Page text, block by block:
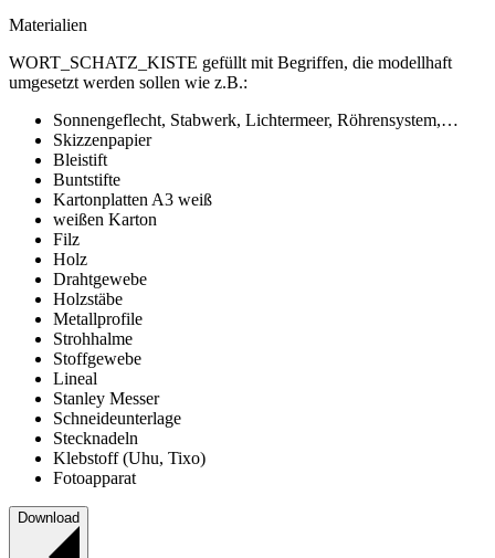
Materialien
WORT_SCHATZ_KISTE gefüllt mit Begriffen, die modellhaft
umgesetzt werden sollen wie z.B.:
Sonnengeflecht, Stabwerk, Lichtermeer, Röhrensystem,…
Skizzenpapier
Bleistift
Buntstifte
Kartonplatten A3 weiß
weißen Karton
Filz
Holz
Drahtgewebe
Holzstäbe
Metallprofile
Strohhalme
Stoffgewebe
Lineal
Stanley Messer
Schneideunterlage
Stecknadeln
Klebstoff (Uhu, Tixo)
Fotoapparat
Download